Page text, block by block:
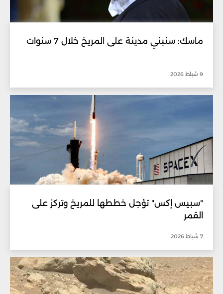
ماسك: سنبني مدينة على المريخ خلال 7 سنوات
9 شباط 2026
"سبيس إكس" تؤجل خططها للمريخ وتركز على
القمر
7 شباط 2026